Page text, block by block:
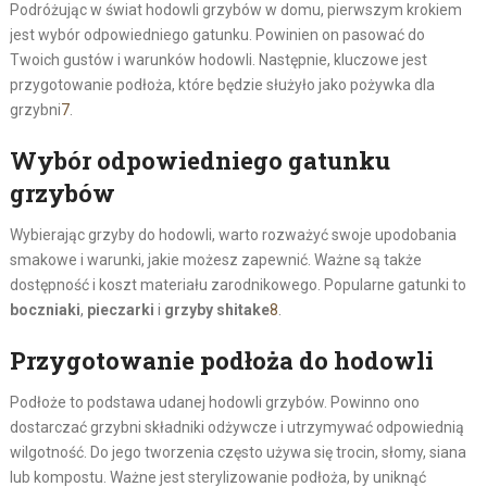
Podróżując w świat hodowli grzybów w domu, pierwszym krokiem
jest wybór odpowiedniego gatunku. Powinien on pasować do
Twoich gustów i warunków hodowli. Następnie, kluczowe jest
przygotowanie podłoża, które będzie służyło jako pożywka dla
grzybni7.
Wybór odpowiedniego gatunku
grzybów
Wybierając grzyby do hodowli, warto rozważyć swoje upodobania
smakowe i warunki, jakie możesz zapewnić. Ważne są także
dostępność i koszt materiału zarodnikowego. Popularne gatunki to
boczniaki, pieczarki i grzyby shitake8
Przygotowanie podłoża do hodowli
Podłoże to podstawa udanej hodowli grzybów. Powinno ono
dostarczać grzybni składniki odżywcze i utrzymywać odpowiednią
wilgotność. Do jego tworzenia często używa się trocin, słomy, siana
lub kompostu. Ważne jest sterylizowanie podłoża, by uniknąć